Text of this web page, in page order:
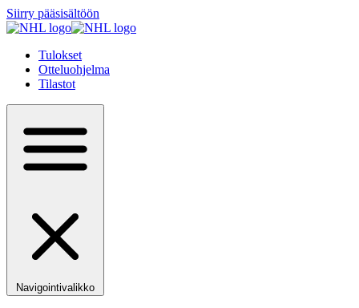
Siirry pääsisältöön
Tulokset
Otteluohjelma
Tilastot
Navigointivalikko